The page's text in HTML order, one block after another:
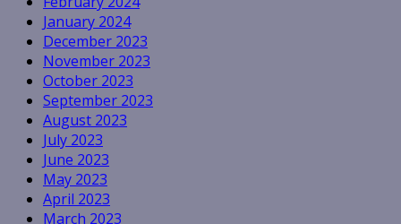
January 2024
December 2023
November 2023
October 2023
September 2023
August 2023
July 2023
June 2023
May 2023
April 2023
March 2023